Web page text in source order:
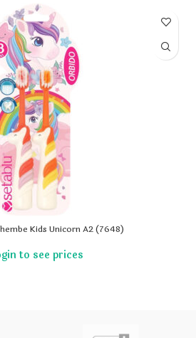
Kids Unicorn A2 (7648)